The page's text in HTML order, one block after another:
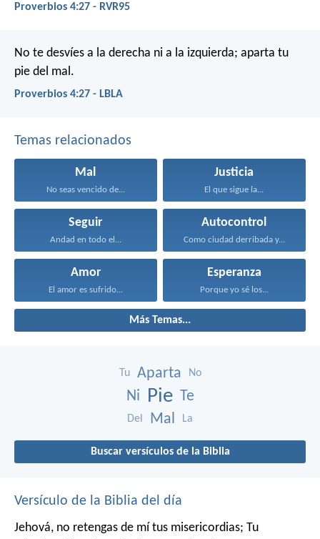
Proverbios 4:27 - RVR95
No te desvíes a la derecha ni a la izquierda; aparta tu
pie del mal.
Proverbios 4:27 - LBLA
Temas relacionados
Mal
No seas vencido de...
Justicia
El que sigue la...
Seguir
Andad en todo el...
Autocontrol
Como ciudad derribada y...
Amor
El amor es sufrido...
Esperanza
Porque yo sé los...
Más Temas...
Tu Aparta No
Ni Pie Te
Del Mal La
Buscar versículos de la Biblia
Versículo de la Biblia del día
Jehová, no retengas de mí tus misericordias; Tu